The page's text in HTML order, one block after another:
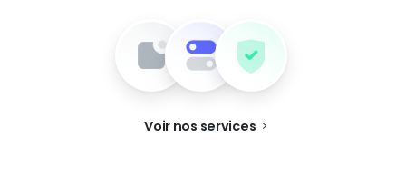
Voir nos services